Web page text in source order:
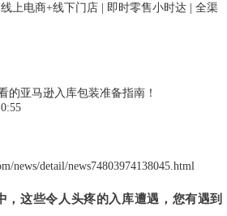
上电商+线下门店 | 即时零售小时达 | 全渠
的亚马逊入库包装准备指南！
news/detail/news74803974138045.html
，这些令人头疼的入库遭遇，您有遇到